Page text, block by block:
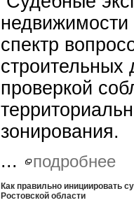
спектр
строительных
проверкой
зонирования.
...
подробнее
Как правильно инициировать
Ростовской области